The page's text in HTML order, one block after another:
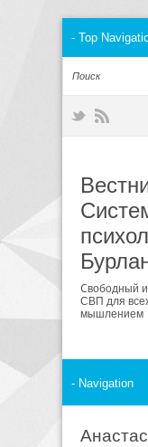
Cвободный
СВП для
мышлением